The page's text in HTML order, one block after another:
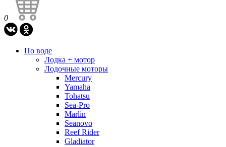
0
По воде
Лодка + мотор
Лодочные моторы
Mercury
Yamaha
Tohatsu
Sea-Pro
Marlin
Seanovo
Reef Rider
Gladiator